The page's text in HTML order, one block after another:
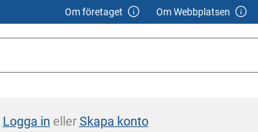
Om företaget Om Webbplatsen
Logga in ellerSkapa konto